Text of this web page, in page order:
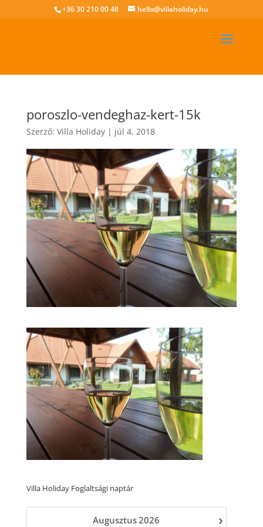
+36 30 210 00 48 hello@villaholiday.hu
poroszlo-vendeghaz-kert-15k
Szerző: Villa Holiday| júl 4, 2018
Villa Holiday Foglaltsági naptár
›
Augusztus2026